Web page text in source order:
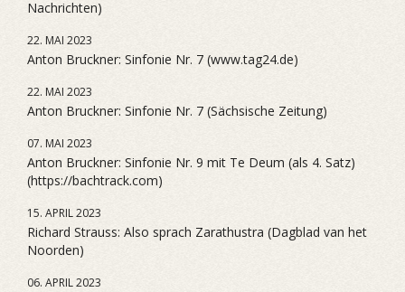
Nachrichten)
22. MAI 2023
Anton Bruckner: Sinfonie Nr. 7 (www.tag24.de)
22. MAI 2023
Anton Bruckner: Sinfonie Nr. 7 (Sächsische Zeitung)
07. MAI 2023
Anton Bruckner: Sinfonie Nr. 9 mit Te Deum (als 4. Satz)
(https://bachtrack.com)
15. APRIL 2023
Richard Strauss: Also sprach Zarathustra (Dagblad van het
Noorden)
06. APRIL 2023